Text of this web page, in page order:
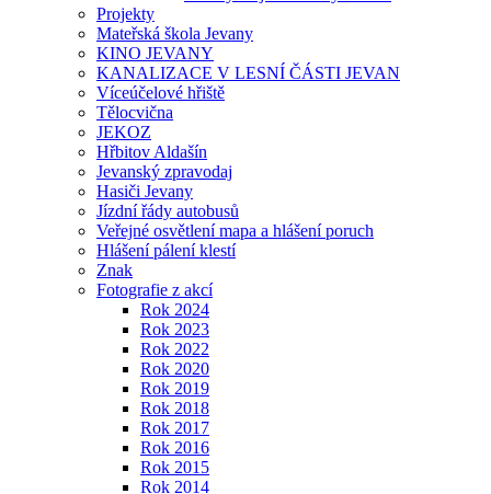
Projekty
Mateřská škola Jevany
KINO JEVANY
KANALIZACE V LESNÍ ČÁSTI JEVAN
Víceúčelové hřiště
Tělocvična
JEKOZ
Hřbitov Aldašín
Jevanský zpravodaj
Hasiči Jevany
Jízdní řády autobusů
Veřejné osvětlení mapa a hlášení poruch
Hlášení pálení klestí
Znak
Fotografie z akcí
Rok 2024
Rok 2023
Rok 2022
Rok 2020
Rok 2019
Rok 2018
Rok 2017
Rok 2016
Rok 2015
Rok 2014